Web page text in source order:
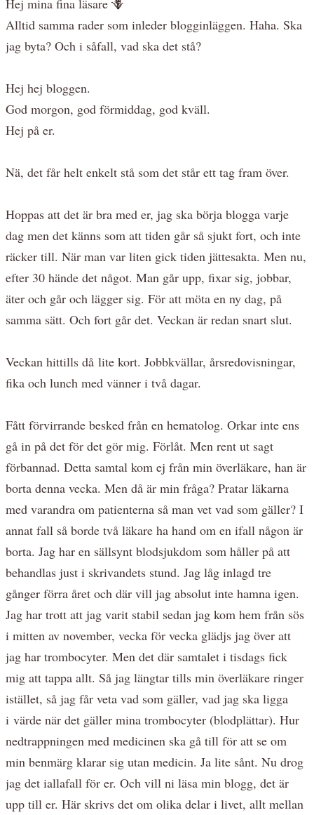
Hej mina fina läsare 🪻
Alltid samma rader som inleder blogginläggen. Haha. Ska
jag byta? Och i såfall, vad ska det stå?
Hej hej bloggen.
God morgon, god förmiddag, god kväll.
Hej på er.
Nä, det får helt enkelt stå som det står ett tag fram över.
Hoppas att det är bra med er, jag ska börja blogga varje
dag men det känns som att tiden går så sjukt fort, och inte
räcker till. När man var liten gick tiden jättesakta. Men nu,
efter 30 hände det något. Man går upp, fixar sig, jobbar,
äter och går och lägger sig. För att möta en ny dag, på
samma sätt. Och fort går det. Veckan är redan snart slut.
Veckan hittills då lite kort. Jobbkvällar, årsredovisningar,
fika och lunch med vänner i två dagar.
Fått förvirrande besked från en hematolog. Orkar inte ens
gå in på det för det gör mig. Förlåt. Men rent ut sagt
förbannad. Detta samtal kom ej från min överläkare, han är
borta denna vecka. Men då är min fråga? Pratar läkarna
med varandra om patienterna så man vet vad som gäller? I
annat fall så borde två läkare ha hand om en ifall någon är
borta. Jag har en sällsynt blodsjukdom som håller på att
behandlas just i skrivandets stund. Jag låg inlagd tre
gånger förra året och där vill jag absolut inte hamna igen.
Jag har trott att jag varit stabil sedan jag kom hem från sös
i mitten av november, vecka för vecka glädjs jag över att
jag har trombocyter. Men det där samtalet i tisdags fick
mig att tappa allt. Så jag längtar tills min överläkare ringer
istället, så jag får veta vad som gäller, vad jag ska ligga
i värde när det gäller mina trombocyter (blodplättar). Hur
nedtrappningen med medicinen ska gå till för att se om
min benmärg klarar sig utan medicin. Ja lite sånt. Nu drog
jag det iallafall för er. Och vill ni läsa min blogg, det är
upp till er. Här skrivs det om olika delar i livet, allt mellan